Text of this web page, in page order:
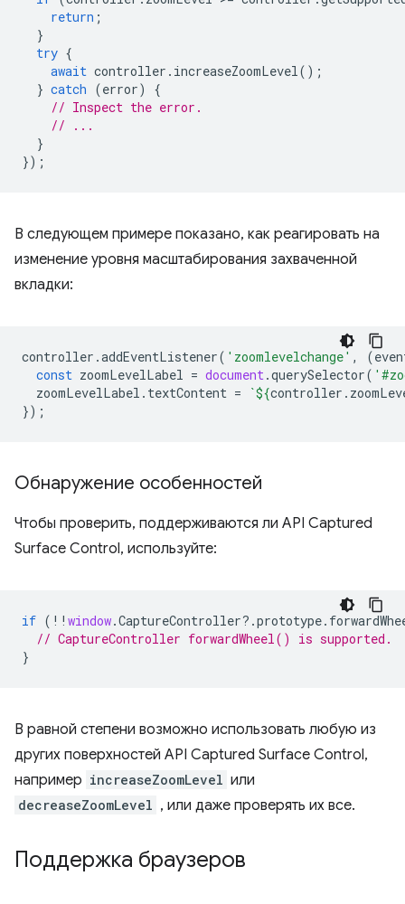
return ;
}
try {
await controller . increaseZoomLevel();
} catch (error)
{
// Inspect the error.
// ...
}
});
В следующем примере показано, как реагировать на
изменение уровня масштабирования захваченной
вкладки:
controller .addEventListener( 'zoomlevelchange' , (
const zoomLevelLabel = document.querySelector(
zoomLevelLabel . textContent = `${controller .
});
Обнаружение особенностей
Чтобы проверить, поддерживаются ли API Captured
Surface Control, используйте:
if ( !! window.CaptureController? .prototype.
// CaptureController forwardWheel() is supported.
}
В равной степени возможно использовать любую из
других поверхностей API Captured Surface Control,
например increaseZoomLevel или
decreaseZoomLevel , или даже проверять их все.
Поддержка браузеров